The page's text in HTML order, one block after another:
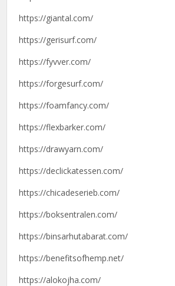
https://giantal.com/
https://gerisurf.com/
https://fyvver.com/
https://forgesurf.com/
https://foamfancy.com/
https://flexbarker.com/
https://drawyarn.com/
https://declickatessen.com/
https://chicadeserieb.com/
https://boksentralen.com/
https://binsarhutabarat.com/
https://benefitsofhemp.net/
https://alokojha.com/